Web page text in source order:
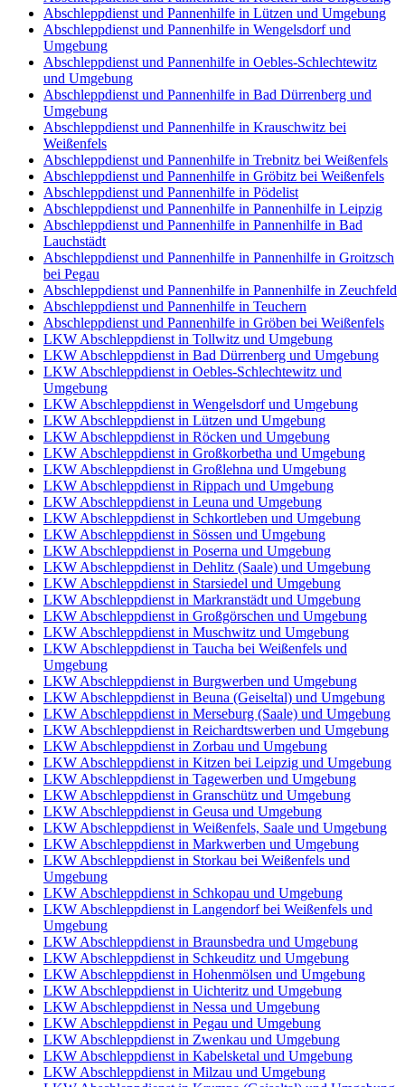
Abschleppdienst und Pannenhilfe in Lützen und Umgebung
Abschleppdienst und Pannenhilfe in Wengelsdorf und
Umgebung
Abschleppdienst und Pannenhilfe in Oebles-Schlechtewitz
und Umgebung
Abschleppdienst und Pannenhilfe in Bad Dürrenberg und
Umgebung
Abschleppdienst und Pannenhilfe in Krauschwitz bei
Weißenfels
Abschleppdienst und Pannenhilfe in Trebnitz bei Weißenfels
Abschleppdienst und Pannenhilfe in Gröbitz bei Weißenfels
Abschleppdienst und Pannenhilfe in Pödelist
Abschleppdienst und Pannenhilfe in Pannenhilfe in Leipzig
Abschleppdienst und Pannenhilfe in Pannenhilfe in Bad
Lauchstädt
Abschleppdienst und Pannenhilfe in Pannenhilfe in Groitzsch
bei Pegau
Abschleppdienst und Pannenhilfe in Pannenhilfe in Zeuchfeld
Abschleppdienst und Pannenhilfe in Teuchern
Abschleppdienst und Pannenhilfe in Gröben bei Weißenfels
LKW Abschleppdienst in Tollwitz und Umgebung
LKW Abschleppdienst in Bad Dürrenberg und Umgebung
LKW Abschleppdienst in Oebles-Schlechtewitz und
Umgebung
LKW Abschleppdienst in Wengelsdorf und Umgebung
LKW Abschleppdienst in Lützen und Umgebung
LKW Abschleppdienst in Röcken und Umgebung
LKW Abschleppdienst in Großkorbetha und Umgebung
LKW Abschleppdienst in Großlehna und Umgebung
LKW Abschleppdienst in Rippach und Umgebung
LKW Abschleppdienst in Leuna und Umgebung
LKW Abschleppdienst in Schkortleben und Umgebung
LKW Abschleppdienst in Sössen und Umgebung
LKW Abschleppdienst in Poserna und Umgebung
LKW Abschleppdienst in Dehlitz (Saale) und Umgebung
LKW Abschleppdienst in Starsiedel und Umgebung
LKW Abschleppdienst in Markranstädt und Umgebung
LKW Abschleppdienst in Großgörschen und Umgebung
LKW Abschleppdienst in Muschwitz und Umgebung
LKW Abschleppdienst in Taucha bei Weißenfels und
Umgebung
LKW Abschleppdienst in Burgwerben und Umgebung
LKW Abschleppdienst in Beuna (Geiseltal) und Umgebung
LKW Abschleppdienst in Merseburg (Saale) und Umgebung
LKW Abschleppdienst in Reichardtswerben und Umgebung
LKW Abschleppdienst in Zorbau und Umgebung
LKW Abschleppdienst in Kitzen bei Leipzig und Umgebung
LKW Abschleppdienst in Tagewerben und Umgebung
LKW Abschleppdienst in Granschütz und Umgebung
LKW Abschleppdienst in Geusa und Umgebung
LKW Abschleppdienst in Weißenfels, Saale und Umgebung
LKW Abschleppdienst in Markwerben und Umgebung
LKW Abschleppdienst in Storkau bei Weißenfels und
Umgebung
LKW Abschleppdienst in Schkopau und Umgebung
LKW Abschleppdienst in Langendorf bei Weißenfels und
Umgebung
LKW Abschleppdienst in Braunsbedra und Umgebung
LKW Abschleppdienst in Schkeuditz und Umgebung
LKW Abschleppdienst in Hohenmölsen und Umgebung
LKW Abschleppdienst in Uichteritz und Umgebung
LKW Abschleppdienst in Nessa und Umgebung
LKW Abschleppdienst in Pegau und Umgebung
LKW Abschleppdienst in Zwenkau und Umgebung
LKW Abschleppdienst in Kabelsketal und Umgebung
LKW Abschleppdienst in Milzau und Umgebung